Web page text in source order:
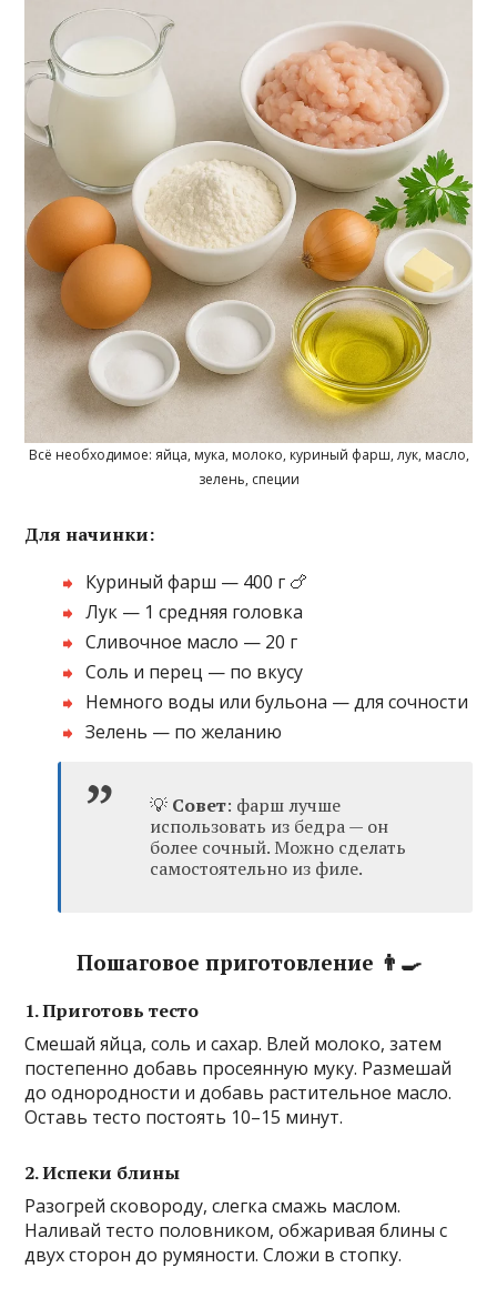
Всё необходимое: яйца, мука, молоко, куриный фарш, лук, масло,
зелень, специи
Для начинки:
Куриный фарш — 400 г 🍗
Лук — 1 средняя головка
Сливочное масло — 20 г
Соль и перец — по вкусу
Немного воды или бульона — для сочности
Зелень — по желанию
💡 Совет: фарш лучше
использовать из бедра — он
более сочный. Можно сделать
самостоятельно из филе.
Пошаговое приготовление 👨‍🍳
1. Приготовь тесто
Смешай яйца, соль и сахар. Влей молоко, затем
постепенно добавь просеянную муку. Размешай
до однородности и добавь растительное масло.
Оставь тесто постоять 10–15 минут.
2. Испеки блины
Разогрей сковороду, слегка смажь маслом.
Наливай тесто половником, обжаривая блины с
двух сторон до румяности. Сложи в стопку.